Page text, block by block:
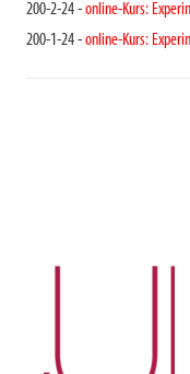
200-2-24 -online-Kurs:
200-1-24 -online-Kurs: